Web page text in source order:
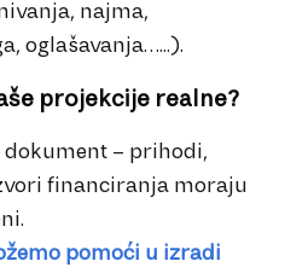
najma,
oglašavanja…...).
projekcije realne?
dokument – prihodi,
financiranja moraju
pomoći u izradi